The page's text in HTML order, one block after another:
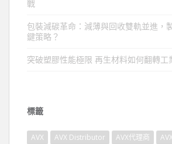
戰
包裝減碳革命：減薄與回收雙軌並進，
鍵策略？
突破塑膠性能極限 再生材料如何翻轉工
標籤
AVX AVX Distributor AVX代理商